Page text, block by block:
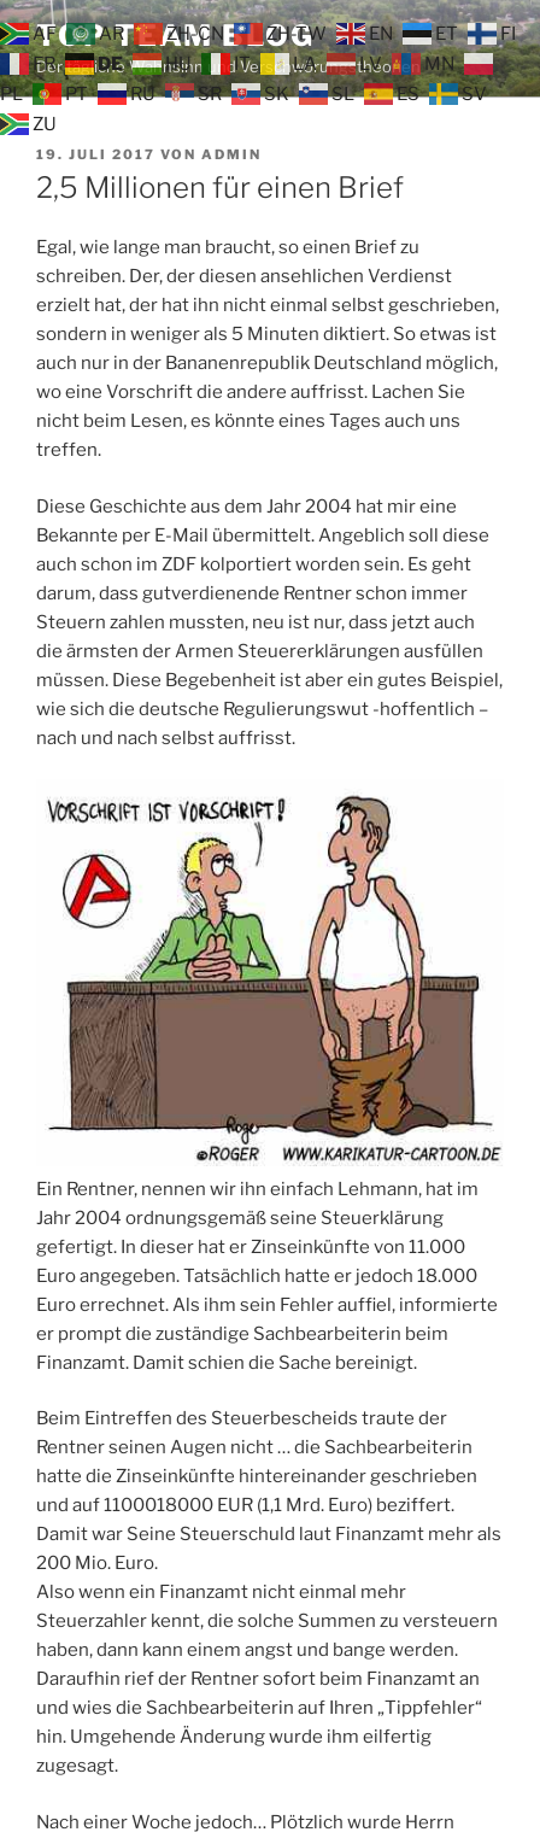
Zum
Inhalt
springen
TOP TEAM BLOG
Der tägliche Wahnsinn und Verschwörungstheorien
VERÖFFENTLICHT
AM
19. JULI 2017 VON ADMIN
2,5 Millionen für einen Brief
Egal, wie lange man braucht, so einen Brief zu
schreiben. Der, der diesen ansehlichen Verdienst
erzielt hat, der hat ihn nicht einmal selbst geschrieben,
sondern in weniger als 5 Minuten diktiert. So etwas ist
auch nur in der Bananenrepublik Deutschland möglich,
wo eine Vorschrift die andere auffrisst. Lachen Sie
nicht beim Lesen, es könnte eines Tages auch uns
treffen.
Diese Geschichte aus dem Jahr 2004 hat mir eine
Bekannte per E-Mail übermittelt. Angeblich soll diese
auch schon im ZDF kolportiert worden sein. Es geht
darum, dass gutverdienende Rentner schon immer
Steuern zahlen mussten, neu ist nur, dass jetzt auch
die ärmsten der Armen Steuererklärungen ausfüllen
müssen. Diese Begebenheit ist aber ein gutes Beispiel,
wie sich die deutsche Regulierungswut -hoffentlich –
nach und nach selbst auffrisst.
Ein Rentner, nennen wir ihn einfach Lehmann, hat im
Jahr 2004 ordnungsgemäß seine Steuerklärung
gefertigt. In dieser hat er Zinseinkünfte von 11.000
Euro angegeben. Tatsächlich hatte er jedoch 18.000
Euro errechnet. Als ihm sein Fehler auffiel, informierte
er prompt die zuständige Sachbearbeiterin beim
Finanzamt. Damit schien die Sache bereinigt.
Beim Eintreffen des Steuerbescheids traute der
Rentner seinen Augen nicht … die Sachbearbeiterin
hatte die Zinseinkünfte hintereinander geschrieben
und auf 1100018000 EUR (1,1 Mrd. Euro) beziffert.
Damit war Seine Steuerschuld laut Finanzamt mehr als
200 Mio. Euro.
Also wenn ein Finanzamt nicht einmal mehr
Steuerzahler kennt, die solche Summen zu versteuern
haben, dann kann einem angst und bange werden.
Daraufhin rief der Rentner sofort beim Finanzamt an
und wies die Sachbearbeiterin auf Ihren „Tippfehler“
hin. Umgehende Änderung wurde ihm eilfertig
zugesagt.
Nach einer Woche jedoch… Plötzlich wurde Herrn
AF AR ZH-CN ZH-TW EN ET
FI
FR
DE HU IT LA LV
MN
PL
PT RU SR SK SL ES
SV
ZU